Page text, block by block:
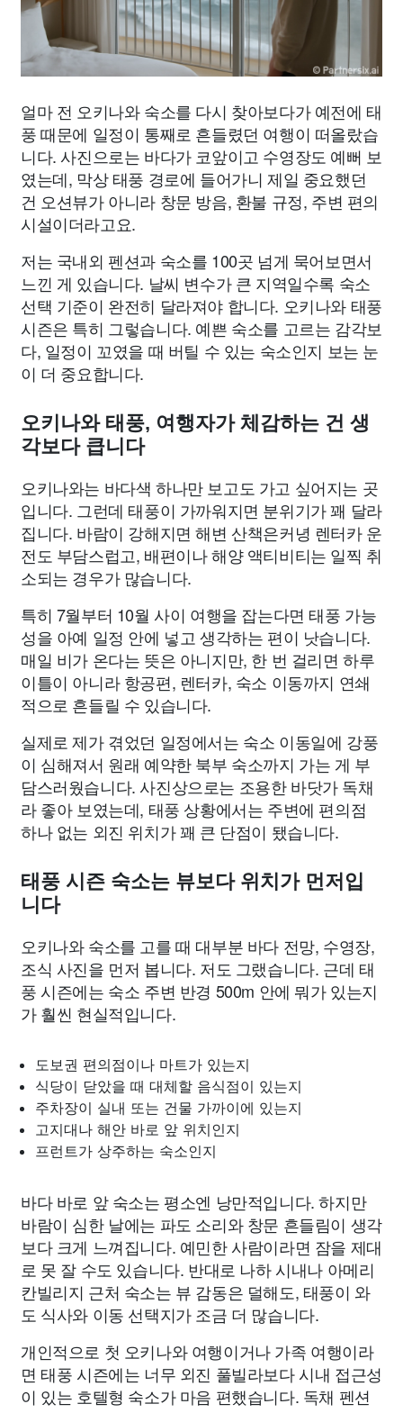
얼마 전 오키나와 숙소를 다시 찾아보다가 예전에 태
풍 때문에 일정이 통째로 흔들렸던 여행이 떠올랐습
니다. 사진으로는 바다가 코앞이고 수영장도 예뻐 보
였는데, 막상 태풍 경로에 들어가니 제일 중요했던
건 오션뷰가 아니라 창문 방음, 환불 규정, 주변 편의
시설이더라고요.
저는 국내외 펜션과 숙소를 100곳 넘게 묵어보면서
느낀 게 있습니다. 날씨 변수가 큰 지역일수록 숙소
선택 기준이 완전히 달라져야 합니다. 오키나와 태풍
시즌은 특히 그렇습니다. 예쁜 숙소를 고르는 감각보
다, 일정이 꼬였을 때 버틸 수 있는 숙소인지 보는 눈
이 더 중요합니다.
오키나와 태풍, 여행자가 체감하는 건 생
각보다 큽니다
오키나와는 바다색 하나만 보고도 가고 싶어지는 곳
입니다. 그런데 태풍이 가까워지면 분위기가 꽤 달라
집니다. 바람이 강해지면 해변 산책은커녕 렌터카 운
전도 부담스럽고, 배편이나 해양 액티비티는 일찍 취
소되는 경우가 많습니다.
특히 7월부터 10월 사이 여행을 잡는다면 태풍 가능
성을 아예 일정 안에 넣고 생각하는 편이 낫습니다.
매일 비가 온다는 뜻은 아니지만, 한 번 걸리면 하루
이틀이 아니라 항공편, 렌터카, 숙소 이동까지 연쇄
적으로 흔들릴 수 있습니다.
실제로 제가 겪었던 일정에서는 숙소 이동일에 강풍
이 심해져서 원래 예약한 북부 숙소까지 가는 게 부
담스러웠습니다. 사진상으로는 조용한 바닷가 독채
라 좋아 보였는데, 태풍 상황에서는 주변에 편의점
하나 없는 외진 위치가 꽤 큰 단점이 됐습니다.
태풍 시즌 숙소는 뷰보다 위치가 먼저입
니다
오키나와 숙소를 고를 때 대부분 바다 전망, 수영장,
조식 사진을 먼저 봅니다. 저도 그랬습니다. 근데 태
풍 시즌에는 숙소 주변 반경 500m 안에 뭐가 있는지
가 훨씬 현실적입니다.
도보권 편의점이나 마트가 있는지
식당이 닫았을 때 대체할 음식점이 있는지
주차장이 실내 또는 건물 가까이에 있는지
고지대나 해안 바로 앞 위치인지
프런트가 상주하는 숙소인지
바다 바로 앞 숙소는 평소엔 낭만적입니다. 하지만
바람이 심한 날에는 파도 소리와 창문 흔들림이 생각
보다 크게 느껴집니다. 예민한 사람이라면 잠을 제대
로 못 잘 수도 있습니다. 반대로 나하 시내나 아메리
칸빌리지 근처 숙소는 뷰 감동은 덜해도, 태풍이 와
도 식사와 이동 선택지가 조금 더 많습니다.
개인적으로 첫 오키나와 여행이거나 가족 여행이라
면 태풍 시즌에는 너무 외진 풀빌라보다 시내 접근성
이 있는 호텔형 숙소가 마음 편했습니다. 독채 펜션